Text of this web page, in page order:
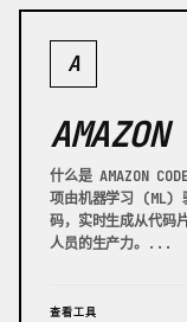
A
AMAZON
什么是 AMAZON
项由机器学习 (ML)
码，实时生成从代码
人员的生产力。...
查看工具